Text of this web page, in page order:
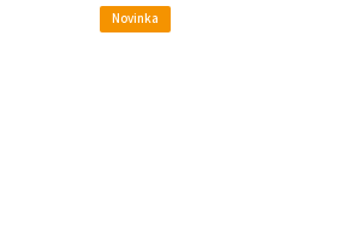
Novinka